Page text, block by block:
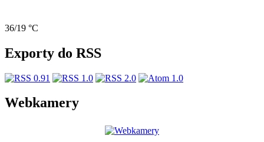
36/19 °C
Exporty do RSS
Webkamery